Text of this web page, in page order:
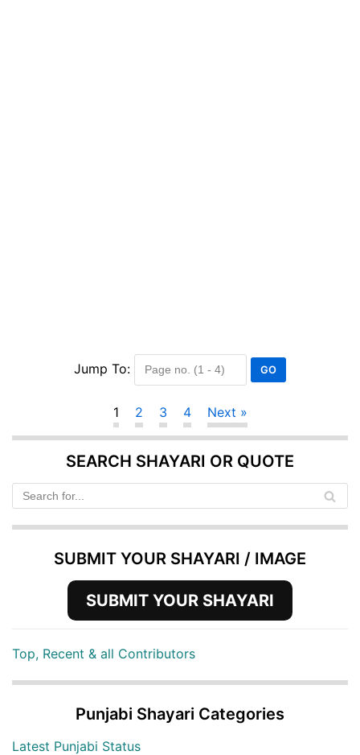
Jump To:
1 2 3 4 Next »
SEARCH SHAYARI OR QUOTE
SUBMIT YOUR SHAYARI / IMAGE
SUBMIT YOUR SHAYARI
Top, Recent & all Contributors
Punjabi Shayari Categories
Latest Punjabi Status